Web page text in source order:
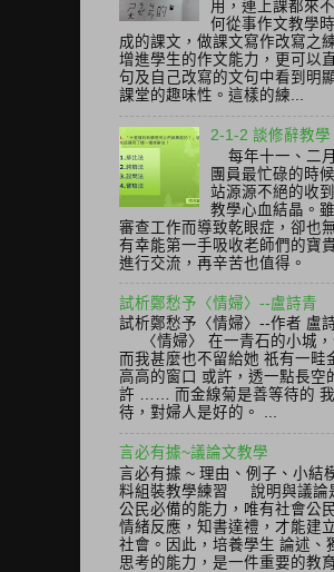
用，連上課都來
何從事作文教學
成的課文，做課文寫作改寫之
增進學生的作文能力，更可以
句及自己改寫的文句中看到明
課堂的趣味性。這樣的練...
2-1-2 談修辭教學
每年十一、二
團員最忙碌的時
站源源不絕的收
教學心血結晶。
審查工作而導致乾眼症，卻也
有幸能第一手吸收老師們的寶
進行交流，再辛苦也值得。
試析鄭愁予〈情婦〉--盧詩青
試析鄭愁予〈情婦〉--作者 盧
〈情婦〉 在一青石的小城，
而我甚麼也不留給她 祇有一畦
高高的窗口 或許，透一點長空
許 …… 而金線菊是善等待的
待，對婦人是好的。 ...
言必有據~議論文教學
言必有據 ~ 理由、例子、小結
料組裝教學練習 說明與議論
公民必備的能力，唯有社會公
情緒反應，知書達禮，才能建
社會。因此，培養學生 論述、
思考的能力，是一件重要的教